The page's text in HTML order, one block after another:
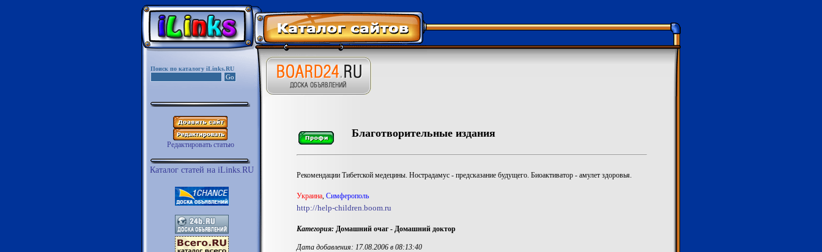
Поиск по каталогу iLinks.RU
Редактировать статью
Каталог статей на iLinks.RU
Благотворительные издания
Рекомендации Тибетской медецины. Нострадамус - предсказание будущего. Биоактиватор - амулет здоровья.
Украина, Симферополь
http://help-children.boom.ru
Категория: Домашний очаг - Домашний доктор
Дата добавления: 17.08.2006 в 08:13:40